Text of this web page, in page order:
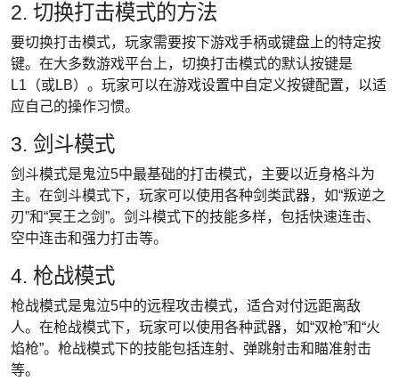
2. 切换打击模式的方法
要切换打击模式，玩家需要按下游戏手柄或键盘上的特定按
键。在大多数游戏平台上，切换打击模式的默认按键是
L1（或LB）。玩家可以在游戏设置中自定义按键配置，以适
应自己的操作习惯。
3. 剑斗模式
剑斗模式是鬼泣5中最基础的打击模式，主要以近身格斗为
主。在剑斗模式下，玩家可以使用各种剑类武器，如“叛逆之
刃”和“冥王之剑”。剑斗模式下的技能多样，包括快速连击、
空中连击和强力打击等。
4. 枪战模式
枪战模式是鬼泣5中的远程攻击模式，适合对付远距离敌
人。在枪战模式下，玩家可以使用各种武器，如“双枪”和“火
焰枪”。枪战模式下的技能包括连射、弹跳射击和瞄准射击
等。